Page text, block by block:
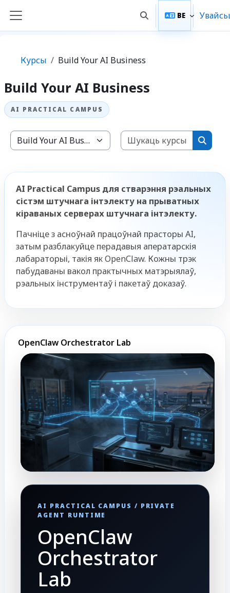
Бакавая панэль Пераключыць увод
BE
Курсы Build Your AI Business
Build Your AI Business
Катэгорыі курсаў
Шукаць
AI Practical Campus для стварэння рэальных
сістэм штучнага інтэлекту на прыватных
кіраваных серверах штучнага інтэлекту.
Пачніце з асноўнай працоўнай прасторы AI,
затым разблакуйце перадавыя аператарскія
лабараторыі, такія як OpenClaw. Кожны трэк
пабудаваны вакол практычных матэрыялаў,
рэальных інструментаў і пакетаў доказаў.
OpenClaw Orchestrator Lab
AI PRACTICAL CAMPUS / PRIVATE
AGENT RUNTIME
OpenClaw
Orchestrator
Lab